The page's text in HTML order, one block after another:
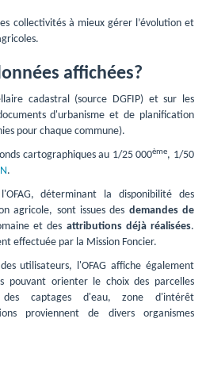
collectivités à mieux gérer l’évolution et
affichées?
cadastral (source DGFIP) et sur les
d'urbanisme et de planification
pour chaque commune).
cartographiques au 1/25 000ème, 1/50
.
déterminant la disponibilité des
agricole, sont issues des demandes de
et des attributions déjà réalisées.
effectuée par la Mission Foncier.
utilisateurs, l'OFAG affiche également
pouvant orienter le choix des parcelles
captages d'eau, zone d'intérêt
proviennent de divers organismes